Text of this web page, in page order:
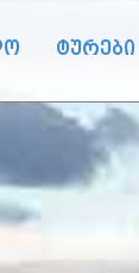
ტურები